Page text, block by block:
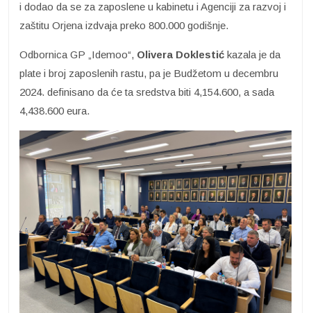
i dodao da se za zaposlene u kabinetu i Agenciji za razvoj i
zaštitu Orjena izdvaja preko 800.000 godišnje.
Odbornica GP „Idemoo“, Olivera Doklestić kazala je da
plate i broj zaposlenih rastu, pa je Budžetom u decembru
2024. definisano da će ta sredstva biti 4,154.600, a sada
4,438.600 eura.